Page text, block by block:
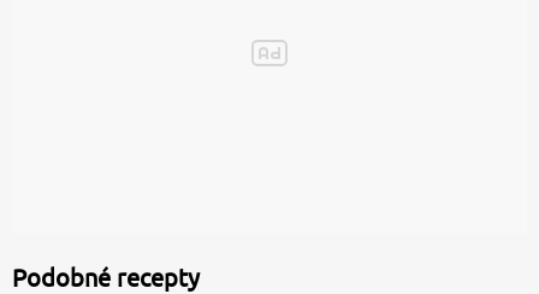
Podobné recepty